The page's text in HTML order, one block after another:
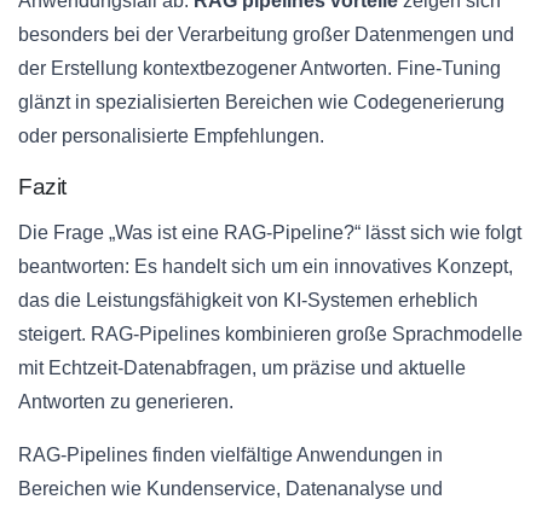
besonders bei der Verarbeitung großer Datenmengen und
der Erstellung kontextbezogener Antworten. Fine-Tuning
glänzt in spezialisierten Bereichen wie Codegenerierung
oder personalisierte Empfehlungen.
Fazit
Die Frage „Was ist eine RAG-Pipeline?“ lässt sich wie folgt
beantworten: Es handelt sich um ein innovatives Konzept,
das die Leistungsfähigkeit von KI-Systemen erheblich
steigert. RAG-Pipelines kombinieren große Sprachmodelle
mit Echtzeit-Datenabfragen, um präzise und aktuelle
Antworten zu generieren.
RAG-Pipelines finden vielfältige Anwendungen in
Bereichen wie Kundenservice, Datenanalyse und